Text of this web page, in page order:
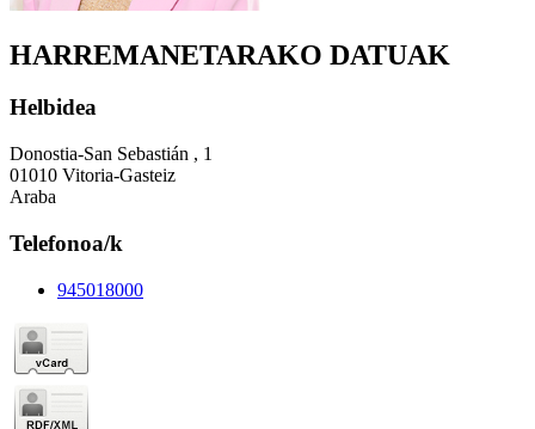
HARREMANETARAKO DATUAK
Helbidea
Donostia-San Sebastián , 1
01010 Vitoria-Gasteiz
Araba
Telefonoa/k
945018000